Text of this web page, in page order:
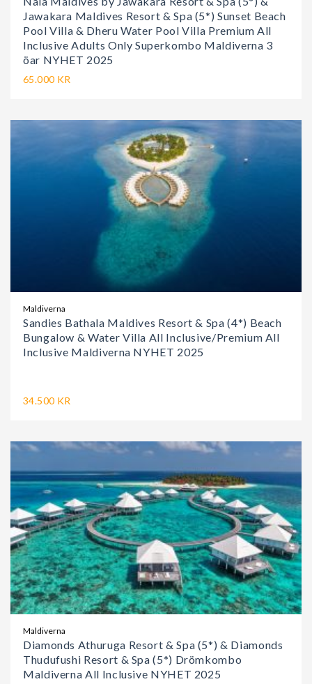
Jawakara Maldives Resort & Spa (5*) Sunset Beach
Pool Villa & Dheru Water Pool Villa Premium All
Inclusive Adults Only Superkombo Maldiverna 3
öar NYHET 2025
65.000 KR
Maldiverna
Sandies Bathala Maldives Resort & Spa (4*) Beach
Bungalow & Water Villa All Inclusive/Premium All
Inclusive Maldiverna NYHET 2025
34.500 KR
Maldiverna
Diamonds Athuruga Resort & Spa (5*) & Diamonds
Thudufushi Resort & Spa (5*) Drömkombo
Maldiverna All Inclusive NYHET 2025